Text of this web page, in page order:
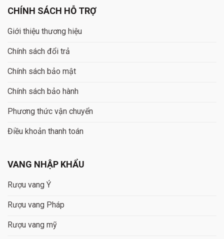
CHÍNH SÁCH HỖ TRỢ
Giới thiệu thương hiệu
Chính sách đổi trả
Chính sách bảo mật
Chính sách bảo hành
Phương thức vận chuyển
Điều khoản thanh toán
VANG NHẬP KHẨU
Rượu vang Ý
Rượu vang Pháp
Rượu vang mỹ